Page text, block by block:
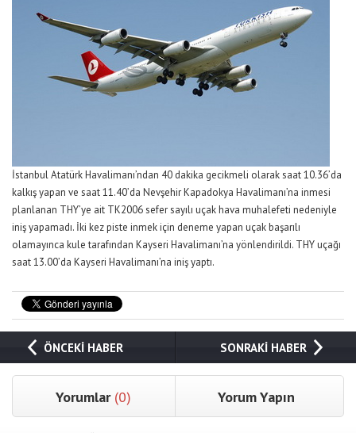
İstanbul Atatürk Havalimanı’ndan 40 dakika gecikmeli olarak saat 10.36’da
kalkış yapan ve saat 11.40’da Nevşehir Kapadokya Havalimanı’na inmesi
planlanan THY’ye ait TK2006 sefer sayılı uçak hava muhalefeti nedeniyle
iniş yapamadı. İki kez piste inmek için deneme yapan uçak başarılı
olamayınca kule tarafından Kayseri Havalimanı’na yönlendirildi. THY uçağı
saat 13.00’da Kayseri Havalimanı’na iniş yaptı.
ÖNCEKİ HABER SONRAKİ HABER
Yorumlar (0) Yorum Yapın